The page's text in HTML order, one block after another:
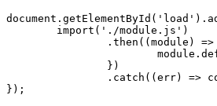
document . getElementById ( 'load' ).
import ( './module.js' )
    		.
then ( ( module ) =>
module .
    		.
catch ( ( err) =>
});